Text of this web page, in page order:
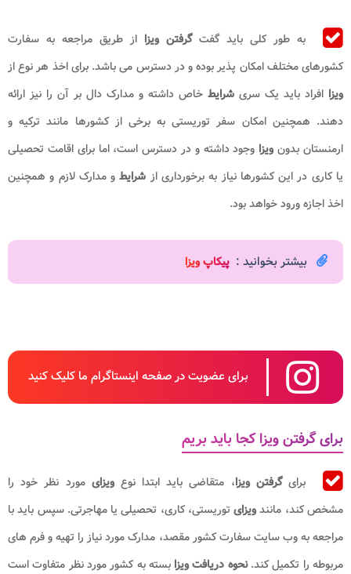
به طور کلی باید گفتگرفتن ویزا از طریق مراجعه به سفارت
کشورهای مختلف امکان پذیر بوده و در دسترس می باشد. برای اخذ هر نوع از
ویزا افراد باید یک سری شرایط خاص داشته و مدارک دال بر آن را نیز ارائه
دهند. همچنین امکان سفر توریستی به برخی از کشورها مانند ترکیه و
ارمنستان بدون ویزا وجود داشته و در دسترس است، اما برای اقامت تحصیلی
یا کاری در این کشورها نیاز به برخورداری از شرایط و مدارک لازم و همچنین
اخذ اجازه ورود خواهد بود.
بیشتر بخوانید : پیکاپ ویزا
برای عضویت در صفحه اینستاگرام ما کلیک کنید
برای گرفتن ویزا کجا باید بریم
برایگرفتن ویزا، متقاضی باید ابتدا نوعویزایمورد نظر خود را
مشخص کند، مانندویزایتوریستی، کاری، تحصیلی یا مهاجرتی. سپس باید با
مراجعه به وب سایت سفارت کشور مقصد، مدارک مورد نیاز را تهیه و فرم های
مربوطه را تکمیل کند.نحوه دریافت ویزابسته به کشور مورد نظر متفاوت است